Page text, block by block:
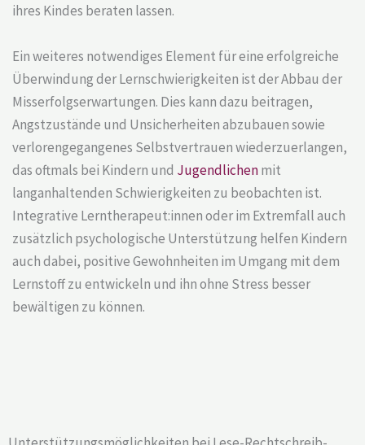
ihres Kindes beraten lassen.
Ein weiteres notwendiges Element für eine erfolgreiche
Überwindung der Lernschwierigkeiten ist der Abbau der
Misserfolgserwartungen. Dies kann dazu beitragen,
Angstzustände und Unsicherheiten abzubauen sowie
verlorengegangenes Selbstvertrauen wiederzuerlangen,
das oftmals bei Kindern und Jugendlichenmit
langanhaltenden Schwierigkeiten zu beobachten ist.
Integrative Lerntherapeut:innen oder im Extremfall auch
zusätzlich psychologische Unterstützung helfen Kindern
auch dabei, positive Gewohnheiten im Umgang mit dem
Lernstoff zu entwickeln und ihn ohne Stress besser
bewältigen zu können.